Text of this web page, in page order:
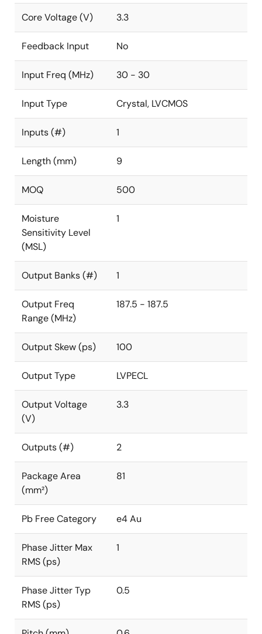
Core Voltage (V) 3.3
Feedback Input No
Input Freq (MHz) 30 - 30
Input Type Crystal, LVCMOS
Inputs (#) 1
Length (mm) 9
MOQ 500
Moisture
Sensitivity Level
(MSL)
1
Output Banks (#) 1
Output Freq
Range (MHz)
187.5 - 187.5
Output Skew (ps) 100
Output Type LVPECL
Output Voltage
(V)
3.3
Outputs (#) 2
Package Area
(mm²)
81
Pb Free Category e4 Au
Phase Jitter Max
RMS (ps)
1
Phase Jitter Typ
RMS (ps)
0.5